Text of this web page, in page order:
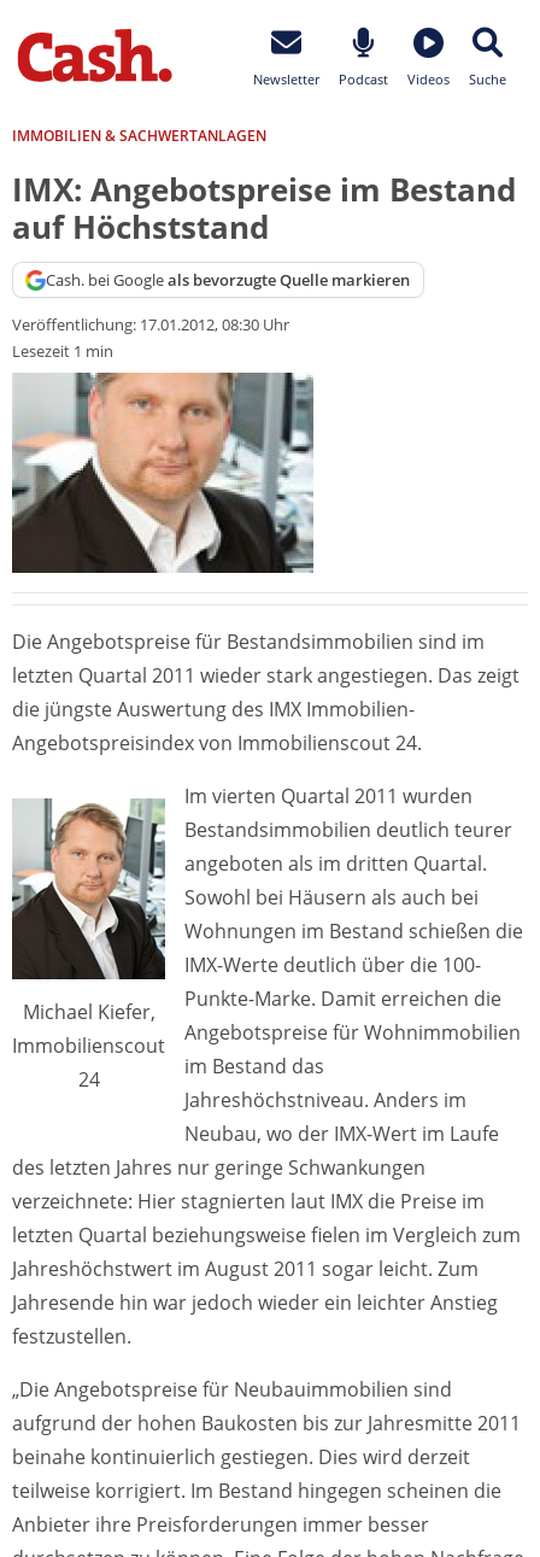
Newsletter Podcast Videos Suche
IMMOBILIEN & SACHWERTANLAGEN
IMX: Angebotspreise im Bestand
auf Höchststand
Cash. bei Googleals bevorzugte Quelle markieren
Veröffentlichung: 17.01.2012, 08:30 Uhr
Lesezeit 1 min
Die Angebotspreise für Bestandsimmobilien sind im
letzten Quartal 2011 wieder stark angestiegen. Das zeigt
die jüngste Auswertung des IMX Immobilien-
Angebotspreisindex von Immobilienscout 24.
Michael Kiefer,
Immobilienscout
24
Im vierten Quartal 2011 wurden
Bestandsimmobilien deutlich teurer
angeboten als im dritten Quartal.
Sowohl bei Häusern als auch bei
Wohnungen im Bestand schießen die
IMX-Werte deutlich über die 100-
Punkte-Marke. Damit erreichen die
Angebotspreise für Wohnimmobilien
im Bestand das
Jahreshöchstniveau. Anders im
Neubau, wo der IMX-Wert im Laufe
des letzten Jahres nur geringe Schwankungen
verzeichnete: Hier stagnierten laut IMX die Preise im
letzten Quartal beziehungsweise fielen im Vergleich zum
Jahreshöchstwert im August 2011 sogar leicht. Zum
Jahresende hin war jedoch wieder ein leichter Anstieg
festzustellen.
„Die Angebotspreise für Neubauimmobilien sind
aufgrund der hohen Baukosten bis zur Jahresmitte 2011
beinahe kontinuierlich gestiegen. Dies wird derzeit
teilweise korrigiert. Im Bestand hingegen scheinen die
Anbieter ihre Preisforderungen immer besser